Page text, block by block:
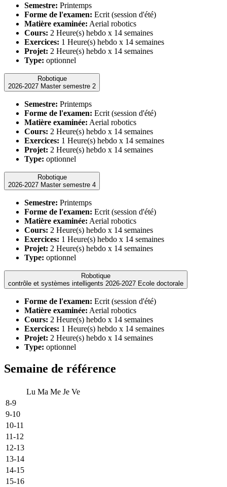
Semestre: Printemps
Forme de l'examen: Ecrit (session d'été)
Matière examinée: Aerial robotics
Cours: 2 Heure(s) hebdo x 14 semaines
Exercices: 1 Heure(s) hebdo x 14 semaines
Projet: 2 Heure(s) hebdo x 14 semaines
Type: optionnel
Robotique
2026-2027 Master semestre 2
Semestre: Printemps
Forme de l'examen: Ecrit (session d'été)
Matière examinée: Aerial robotics
Cours: 2 Heure(s) hebdo x 14 semaines
Exercices: 1 Heure(s) hebdo x 14 semaines
Projet: 2 Heure(s) hebdo x 14 semaines
Type: optionnel
Robotique
2026-2027 Master semestre 4
Semestre: Printemps
Forme de l'examen: Ecrit (session d'été)
Matière examinée: Aerial robotics
Cours: 2 Heure(s) hebdo x 14 semaines
Exercices: 1 Heure(s) hebdo x 14 semaines
Projet: 2 Heure(s) hebdo x 14 semaines
Type: optionnel
Robotique
contrôle et systèmes intelligents 2026-2027 Ecole doctorale
Forme de l'examen: Ecrit (session d'été)
Matière examinée: Aerial robotics
Cours: 2 Heure(s) hebdo x 14 semaines
Exercices: 1 Heure(s) hebdo x 14 semaines
Projet: 2 Heure(s) hebdo x 14 semaines
Type: optionnel
Semaine de référence
Lu Ma Me Je Ve
8-9
9-10
10-11
11-12
12-13
13-14
14-15
15-16